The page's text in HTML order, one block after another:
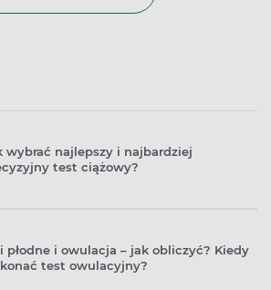
wybrać najlepszy i najbardziej
test ciążowy?
płodne i owulacja – jak obliczyć? Kiedy
test owulacyjny?